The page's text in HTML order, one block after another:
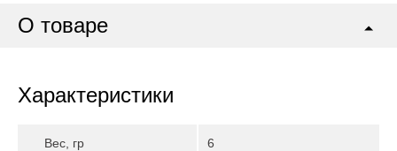
О товаре
Характеристики
Вес, гр 6